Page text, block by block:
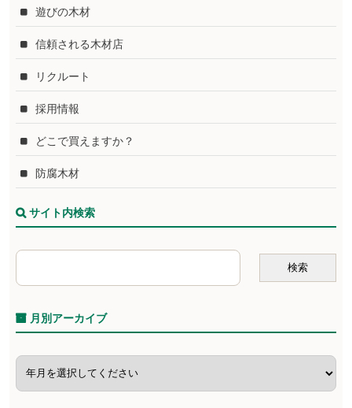
遊びの木材
信頼される木材店
リクルート
採用情報
どこで買えますか？
防腐木材
サイト内検索
月別アーカイブ